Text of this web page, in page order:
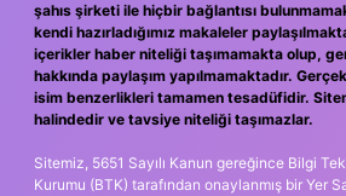
şahıs şirketi ile hiçbir bağlantısı
kendi hazırladığımız makaleler
içerikler haber niteliği taşımamakta olup,
hakkında paylaşım yapılmamaktadır.
isim benzerlikleri tamamen tesadüfidir.
halindedir ve tavsiye niteliği taşımazlar.
Sitemiz, 5651 Sayılı Kanun gereğince Bilgi
Kurumu (BTK) tarafından onaylanmış bir Yer